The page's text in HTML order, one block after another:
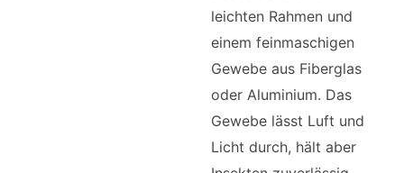
leichten Rahmen und
einem feinmaschigen
Gewebe aus Fiberglas
oder Aluminium. Das
Gewebe lässt Luft und
Licht durch, hält aber